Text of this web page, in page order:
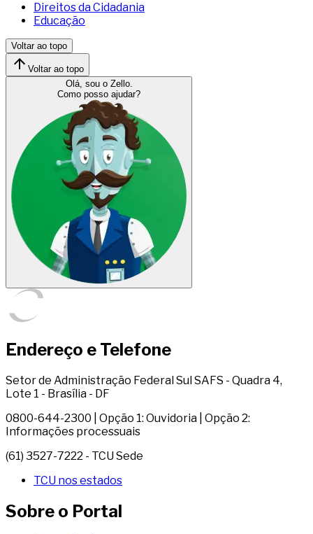
Direitos da Cidadania
Educação
Voltar ao topo
Voltar ao topo
Olá, sou o Zello.
Como posso ajudar?
Endereço e Telefone
Setor de Administração Federal Sul SAFS - Quadra 4,
Lote 1 - Brasília - DF
0800-644-2300 | Opção 1: Ouvidoria | Opção 2:
Informações processuais
(61) 3527-7222 - TCU Sede
TCU nos estados
Sobre o Portal